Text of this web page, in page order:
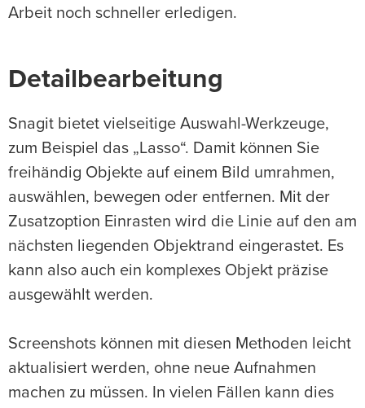
Arbeit noch schneller erledigen.
Detailbearbeitung
Snagit bietet vielseitige Auswahl-Werkzeuge,
zum Beispiel das „Lasso“. Damit können Sie
freihändig Objekte auf einem Bild umrahmen,
auswählen, bewegen oder entfernen. Mit der
Zusatzoption Einrasten wird die Linie auf den am
nächsten liegenden Objektrand eingerastet. Es
kann also auch ein komplexes Objekt präzise
ausgewählt werden.
Screenshots können mit diesen Methoden leicht
aktualisiert werden, ohne neue Aufnahmen
machen zu müssen. In vielen Fällen kann dies